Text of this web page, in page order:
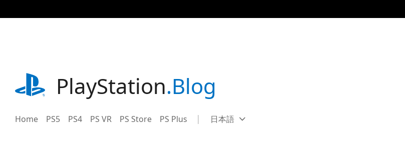
事
playstation.comPlayStation.Blog
Home PS5 PS4 PS VR PS Store PS Plus Select
Current
日本語